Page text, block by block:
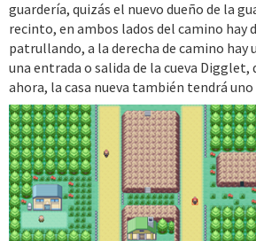
guardería, quizás el nuevo dueño de la
recinto, en ambos lados del camino hay
patrullando, a la derecha de camino hay
una entrada o salida de la cueva Digglet,
ahora, la casa nueva también tendrá